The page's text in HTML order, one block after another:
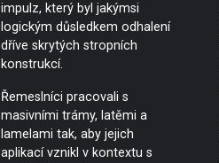
impulz, který byl jakýmsi
logickým důsledkem odhalení
dříve skrytých stropních
konstrukcí.
Řemeslníci pracovali s
masivními trámy, latěmi a
lamelami tak, aby jejich
aplikací vznikl v kontextu s